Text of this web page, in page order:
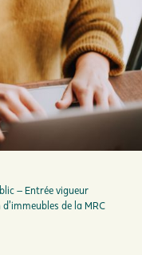
– Entrée vigueur
de la MRC